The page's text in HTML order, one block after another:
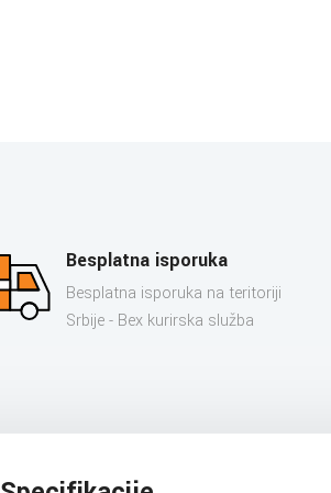
Besplatna isporuka
Besplatna isporuka na teritoriji
Srbije - Bex kurirska služba